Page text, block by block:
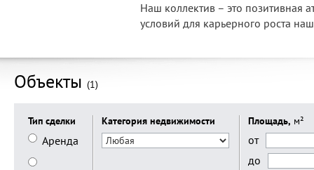
Наш коллектив – это позитивная
условий для карьерного роста
Объекты (1)
Тип сделки
Аренда
Категория недвижимости Площадь, м²
от
до